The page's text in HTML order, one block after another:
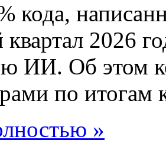
кода,
квартал 2026
ИИ. Об этом
по итогам
»